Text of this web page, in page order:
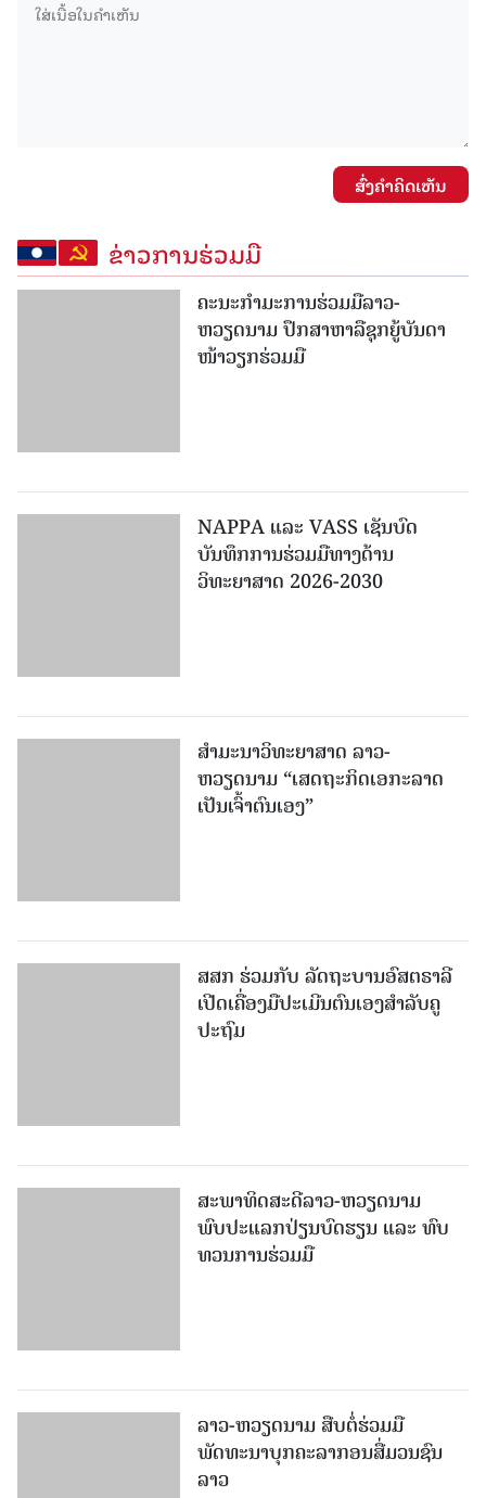
ສົ່ງຄໍາຄິດເຫັນ
ຂ່າວການຮ່ວມມື
ຄະນະກໍາມະການຮ່ວມມືລາວ-
ຫວຽດນາມ ປຶກສາຫາລືຊຸກຍູ້ບັນດາ
ໜ້າວຽກຮ່ວມມື
NAPPA ແລະ VASS ເຊັນບົດ
ບັນທຶກການຮ່ວມມືທາງດ້ານ
ວິທະຍາສາດ 2026-2030
ສຳມະນາວິທະຍາສາດ ລາວ-
ຫວຽດນາມ “ເສດຖະກິດເອກະລາດ
ເປັນເຈົ້າຕົນເອງ”
ສສກ ຮ່ວມກັບ ລັດຖະບານອົສຕຣາລີ
ເປີດເຄື່ອງມືປະເມີນຕົນເອງສຳລັບຄູ
ປະຖົມ
ສະພາທິດສະດີລາວ-ຫວຽດນາມ
ພົບປະແລກປ່ຽນບົດຮຽນ ແລະ ທົບ
ທວນການຮ່ວມມື
ລາວ-ຫວຽດ​ນາມ ສືບ​ຕໍ່​ຮ່ວມ​ມື
ພັດທະນາບຸກຄະລາກອນສື່ມວນຊົນ
ລາວ